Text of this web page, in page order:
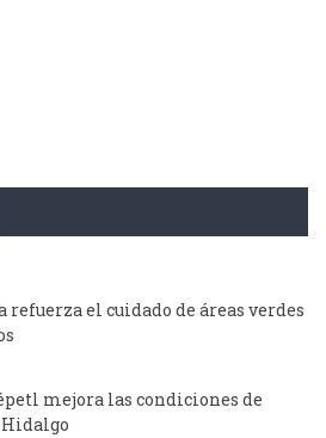
refuerza el cuidado de áreas verdes
mejora las condiciones de